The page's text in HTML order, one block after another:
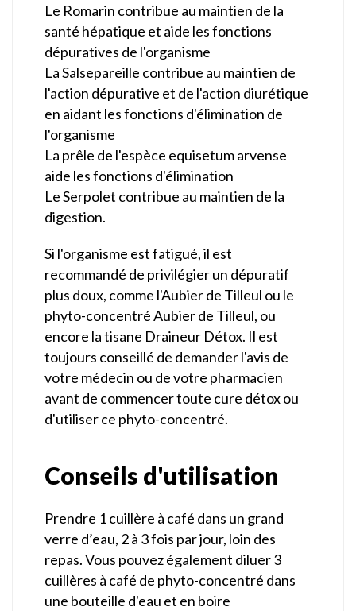
Le Romarin contribue au maintien de la
santé hépatique et aide les fonctions
dépuratives de l'organisme
La Salsepareille contribue au maintien de
l'action dépurative et de l'action diurétique
en aidant les fonctions d'élimination de
l'organisme
La prêle de l'espèce equisetum arvense
aide les fonctions d'élimination
Le Serpolet contribue au maintien de la
digestion.
Si l'organisme est fatigué, il est
recommandé de privilégier un dépuratif
plus doux, comme l'Aubier de Tilleul ou le
phyto-concentré Aubier de Tilleul, ou
encore la tisane Draineur Détox. Il est
toujours conseillé de demander l'avis de
votre médecin ou de votre pharmacien
avant de commencer toute cure détox ou
d'utiliser ce phyto-concentré.
Conseils d'utilisation
Prendre 1 cuillère à café dans un grand
verre d’eau, 2 à 3 fois par jour, loin des
repas. Vous pouvez également diluer 3
cuillères à café de phyto-concentré dans
une bouteille d'eau et en boire